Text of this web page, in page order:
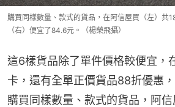
購買同樣數量、款式的貨品，在阿信屋買（左）共
（右）便宜了84.6元。（楊榮飛攝）
這6樣貨品除了單件價格較便宜，
卡，還有全單正價貨品88折優惠
購買同樣數量、款式的貨品，阿信